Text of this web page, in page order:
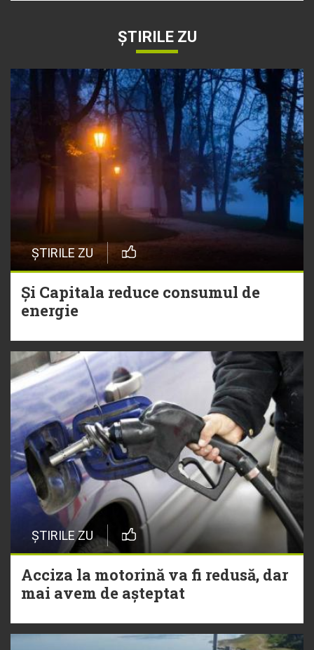
ȘTIRILE ZU
ȘTIRILE ZU
Și Capitala reduce consumul de
energie
ȘTIRILE ZU
Acciza la motorină va fi redusă, dar
mai avem de așteptat